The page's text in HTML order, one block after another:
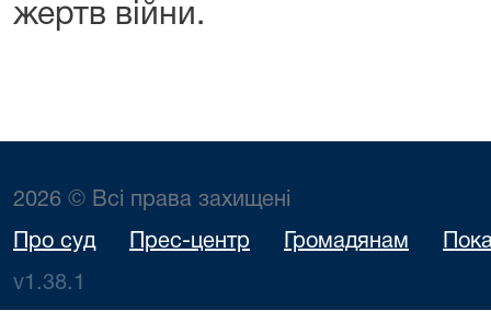
жертв війни.
2026 © Всі права захищені
Про суд Прес-центр Громадянам
v1.38.1